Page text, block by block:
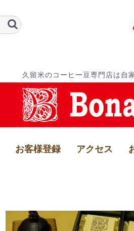
久留米のコーヒー豆専門店は自
お客様登録 アクセス